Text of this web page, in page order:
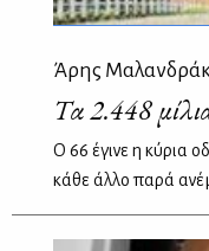
Άρης
Τα 2.448
Ο 66 έγινε η κύρια
κάθε άλλο παρά